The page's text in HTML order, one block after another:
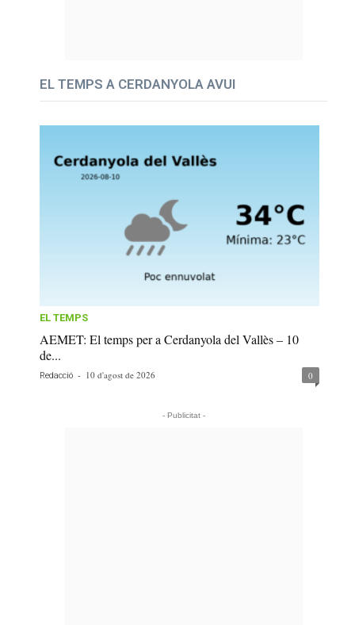
EL TEMPS A CERDANYOLA AVUI
EL TEMPS
AEMET: El temps per a Cerdanyola del Vallès – 10
de...
Redacció - 10 d'agost de 2026 0
- Publicitat -